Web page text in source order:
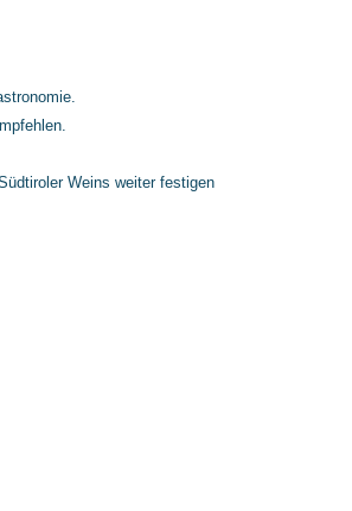
Weins weiter festigen